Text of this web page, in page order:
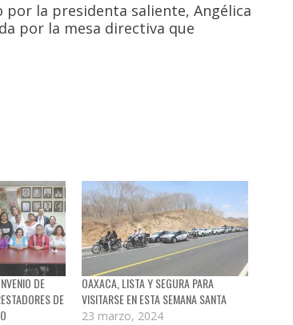
la presidenta saliente, Angélica
por la mesa directiva que
DE
DE
OAXACA, LISTA Y SEGURA PARA
VISITARSE EN ESTA SEMANA SANTA
23 marzo, 2024